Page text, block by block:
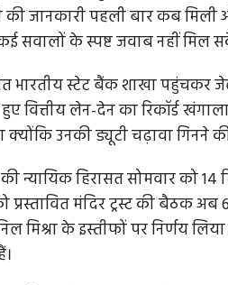
की जानकारी पहली बार कब
सवालों के स्पष्ट जवाब नहीं मिल
भारतीय स्टेट बैंक शाखा
वित्तीय लेन-देन का रिकॉर्ड
उनकी ड्यूटी चढ़ावा गिनने की
न्यायिक हिरासत सोमवार को
प्रस्तावित मंदिर ट्रस्ट की बैठक
मिश्रा के इस्तीफों पर निर्णय
कोर्ट ने सोनम की जमानत...
में सुप्रीम कोर्ट ने मुख्य
न्याय,
ज्यादा
एक